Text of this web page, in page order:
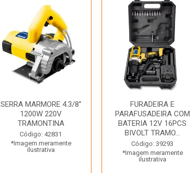
SERRA MARMORE 4.3/8”
1200W 220V
TRAMONTINA
Código: 42831
*Imagem meramente
ilustrativa
FURADEIRA E
PARAFUSADEIRA COM
BATERIA 12V 16PCS
BIVOLT TRAMO...
Código: 39293
*Imagem meramente
ilustrativa